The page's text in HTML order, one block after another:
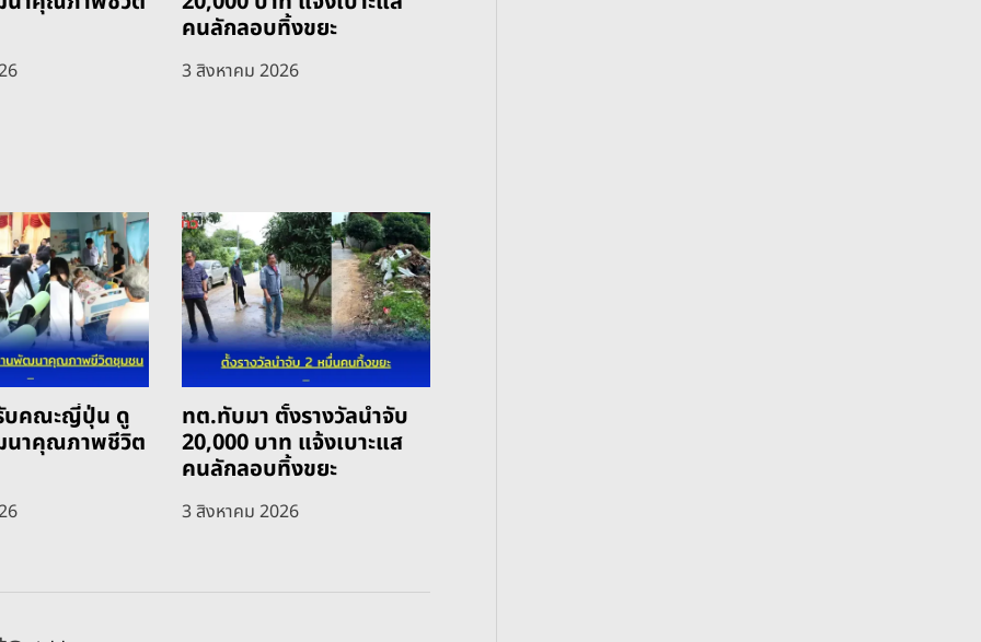
คนลักลอบทิ้งขยะ
3 สิงหาคม 2026
บคณะญี่ปุ่น ดู
นาคุณภาพชีวิต
ทต.ทับมา ตั้งรางวัลนำจับ
20,000 บาท แจ้งเบาะแส
คนลักลอบทิ้งขยะ
3 สิงหาคม 2026